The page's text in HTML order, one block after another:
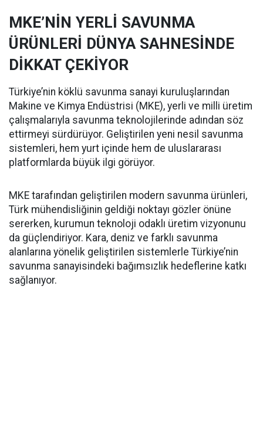
MKE’NİN YERLİ SAVUNMA
ÜRÜNLERİ DÜNYA SAHNESİNDE
DİKKAT ÇEKİYOR
Türkiye’nin köklü savunma sanayi kuruluşlarından
Makine ve Kimya Endüstrisi (MKE), yerli ve milli üretim
çalışmalarıyla savunma teknolojilerinde adından söz
ettirmeyi sürdürüyor. Geliştirilen yeni nesil savunma
sistemleri, hem yurt içinde hem de uluslararası
platformlarda büyük ilgi görüyor.
MKE tarafından geliştirilen modern savunma ürünleri,
Türk mühendisliğinin geldiği noktayı gözler önüne
sererken, kurumun teknoloji odaklı üretim vizyonunu
da güçlendiriyor. Kara, deniz ve farklı savunma
alanlarına yönelik geliştirilen sistemlerle Türkiye’nin
savunma sanayisindeki bağımsızlık hedeflerine katkı
sağlanıyor.